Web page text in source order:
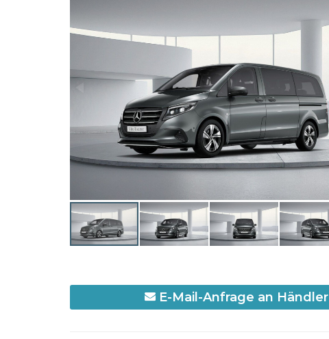
E-Mail-Anfrage an Händler